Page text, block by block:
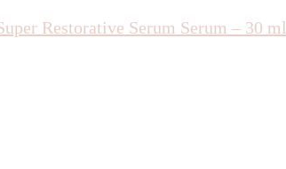
Restorative Serum Serum – 30 ml